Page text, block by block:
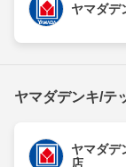
ヤマダデ
ヤマダデンキ/テ
ヤマダデ
店